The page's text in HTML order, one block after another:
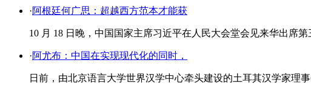
·阿根廷何广思：超越西方范本才能获
​10 月 18 日晚，中国国家主席习近平在人民大会堂会见来华出席
·阿尤布：中国在实现现代化的同时，
日前，由北京语言大学世界汉学中心牵头建设的土耳其汉学家理